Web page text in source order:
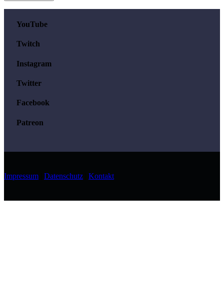
YouTube
Twitch
Instagram
Twitter
Facebook
Patreon
Impressum Datenschutz Kontakt